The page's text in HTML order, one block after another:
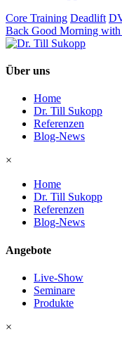
Core Training Deadlift
Back Good Morning
Über uns
Home
Dr. Till Sukopp
Referenzen
Blog-News
×
Home
Dr. Till Sukopp
Referenzen
Blog-News
Angebote
Live-Show
Seminare
Produkte
×